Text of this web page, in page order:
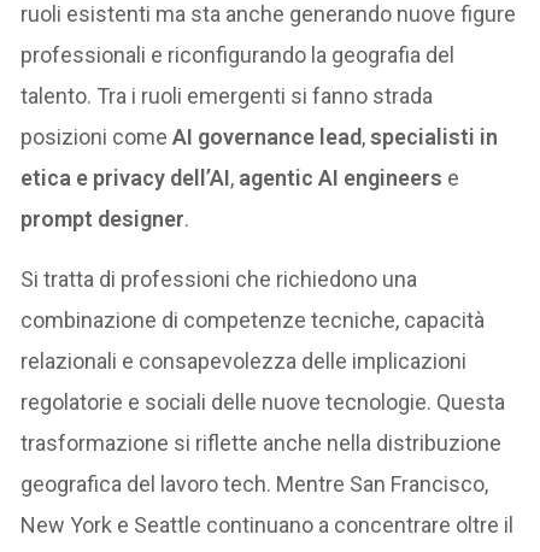
ruoli esistenti ma sta anche generando nuove figure
professionali e riconfigurando la geografia del
talento. Tra i ruoli emergenti si fanno strada
posizioni comeAI governance lead,specialisti in
etica e privacy dell’AI, agentic AI engineers e
prompt designer.
Si tratta di professioni che richiedono una
combinazione di competenze tecniche, capacità
relazionali e consapevolezza delle implicazioni
regolatorie e sociali delle nuove tecnologie. Questa
trasformazione si riflette anche nella distribuzione
geografica del lavoro tech. Mentre San Francisco,
New York e Seattle continuano a concentrare oltre il